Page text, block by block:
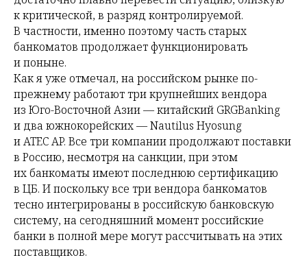
к критической, в разряд контролируемой.
В частности, именно поэтому часть старых
банкоматов продолжает функционировать
и поныне.
Как я уже отмечал, на российском рынке по-
прежнему работают три крупнейших вендора
из Юго-Восточной Азии — китайский GRGBanking
и два южнокорейских — Nautilus Hyosung
и ATEC AP. Все три компании продолжают поставки
в Россию, несмотря на санкции, при этом
их банкоматы имеют последнюю сертификацию
в ЦБ. И поскольку все три вендора банкоматов
тесно интегрированы в российскую банковскую
систему, на сегодняшний момент российские
банки в полной мере могут рассчитывать на этих
поставщиков.